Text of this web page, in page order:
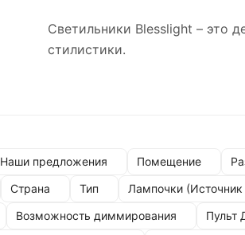
Светильники Blesslight – это
стилистики.
Наши предложения Помещение
Страна Тип Лампочки (Источник
Возможность диммирования Пульт